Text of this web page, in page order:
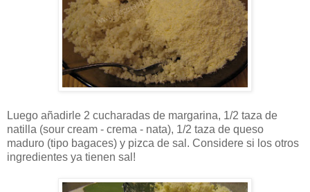
Luego añadirle 2 cucharadas de margarina, 1/2 taza de
natilla (sour cream - crema - nata), 1/2 taza de queso
maduro (tipo bagaces) y pizca de sal. Considere si los otros
ingredientes ya tienen sal!